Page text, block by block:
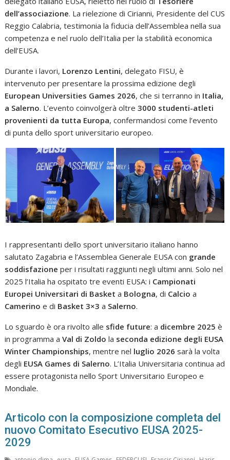
dell’associazione. La rielezione di Cirianni, Presidente del CUS
Reggio Calabria, testimonia la fiducia dell’Assemblea nella sua
competenza e nel ruolo dell’Italia per la stabilità economica
dell’EUSA.
Durante i lavori, Lorenzo Lentini, delegato FISU, è
intervenuto per presentare la prossima edizione degli
European Universities Games 2026, che si terranno in Italia,
a Salerno. L’evento coinvolgerà oltre3000 studenti-atleti
provenienti da tutta Europa, confermandosi come l’evento
di punta dello sport universitario europeo.
I rappresentanti dello sport universitario italiano hanno
salutato Zagabria e l’Assemblea Generale EUSA con grande
soddisfazione per i risultati raggiunti negli ultimi anni. Solo nel
2025 l’Italia ha ospitato tre eventi EUSA: i Campionati
Europei Universitari di Basket a Bologna, di Calcio a
Camerino e di Basket 3×3 a Salerno.
Lo sguardo è ora rivolto alle sfide future: a dicembre 2025 è
in programma aVal di Zoldo la seconda edizione degli EUSA
Winter Championships, mentre nel luglio 2026 sarà la volta
degli EUSA Games di Salerno. L’Italia Universitaria continua ad
essere protagonista nello Sport Universitario Europeo e
Mondiale.
Articolo con la composizione completa del
nuovo Comitato Esecutivo EUSA 2025-
2029